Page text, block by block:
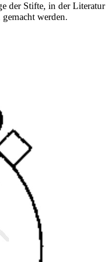
der Stifte, in der Literatur
werden.